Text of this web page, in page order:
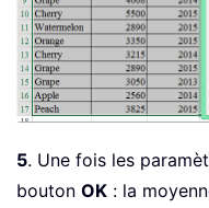
5. Une fois les
bouton OK : la